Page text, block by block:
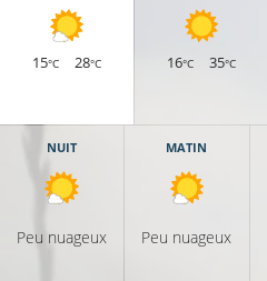
15°C 28°C 16°C 35°C
NUIT
Peu nuageux
MATIN
Peu nuageux